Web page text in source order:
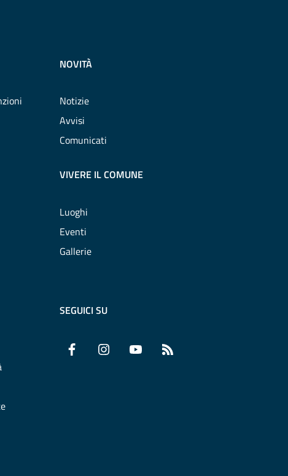
NOVITÀ
Notizie
Avvisi
Comunicati
VIVERE IL COMUNE
Luoghi
Eventi
Gallerie
SEGUICI SU
Facebook InstagramYouTube